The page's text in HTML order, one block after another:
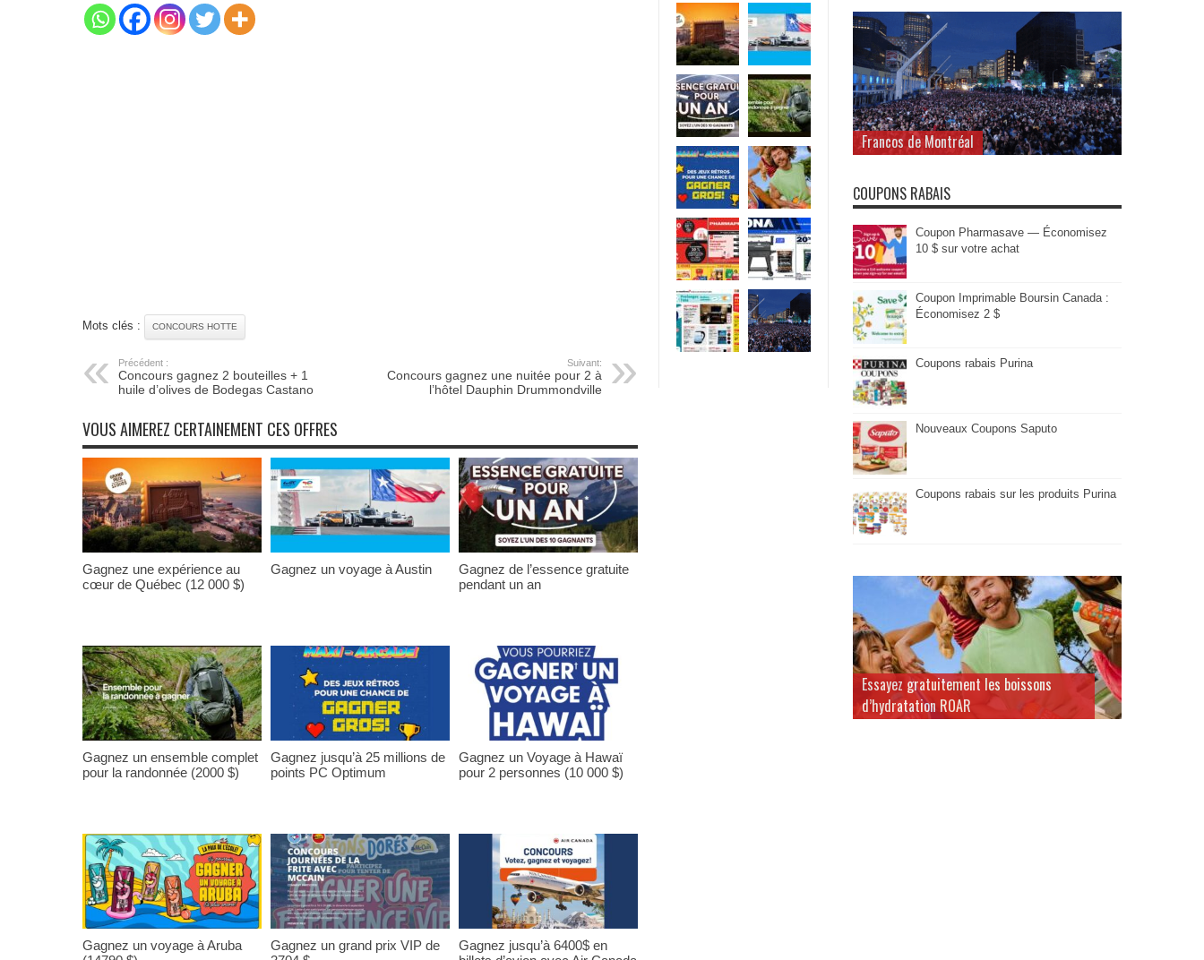
Mots clés : CONCOURS HOTTE
Précédent :
Concours gagnez 2 bouteilles + 1
huile d’olives de Bodegas Castano
Suivant:
Concours gagnez une nuitée pour 2 à
l’hôtel Dauphin Drummondville
VOUS AIMEREZ CERTAINEMENT CES OFFRES
Gagnez une expérience au
cœur de Québec (12 000 $)
Gagnez un voyage à Austin
Gagnez de l’essence gratuite
pendant un an
Gagnez un ensemble complet
pour la randonnée (2000 $)
Gagnez jusqu’à 25 millions de
points PC Optimum
Gagnez un Voyage à Hawaï
pour 2 personnes (10 000 $)
Gagnez un voyage à Aruba
Gagnez un grand prix VIP de
Gagnez jusqu’à 6400$ en
Francos de Montréal
COUPONS RABAIS
Coupon Pharmasave — Économisez
10 $ sur votre achat
Coupon Imprimable Boursin Canada :
Économisez 2 $
Coupons rabais Purina
Nouveaux Coupons Saputo
Coupons rabais sur les produits Purina
Essayez gratuitement les boissons
d’hydratation ROAR